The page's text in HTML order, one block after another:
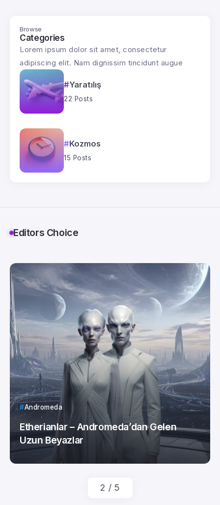
Categories
Browse
Lorem ipsum dolor sit amet, consectetur
adipiscing elit. Nam dignissim tincidunt augue
Yaratılış
22 Posts
Kozmos
15 Posts
Editors Choice
Andromeda
Etherianlar – Andromeda’dan Gelen
Uzun Beyazlar
By Love.Avians
2 / 5